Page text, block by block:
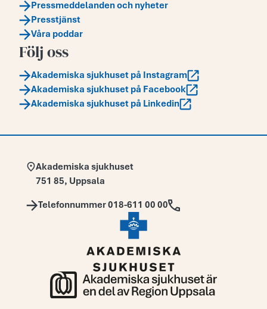
Pressmeddelanden och nyheter
Presstjänst
Våra poddar
Följ oss
Akademiska sjukhuset på Instagram
Akademiska sjukhuset på Facebook
Akademiska sjukhuset på Linkedin
Adress:
Akademiska sjukhuset
751 85, Uppsala
Telefon:
Telefonnummer 018-611 00 00